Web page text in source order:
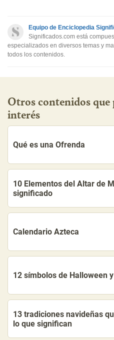
Otro
Equipo de Enciclopedia
Significados.com está
especializados en diversos temas y
todos los contenidos.
Otros contenidos que
interés
Qué es una Ofrenda
10 Elementos del Altar de
significado
Calendario Azteca
12 símbolos de Halloween
13 tradiciones navideñas
lo que significan